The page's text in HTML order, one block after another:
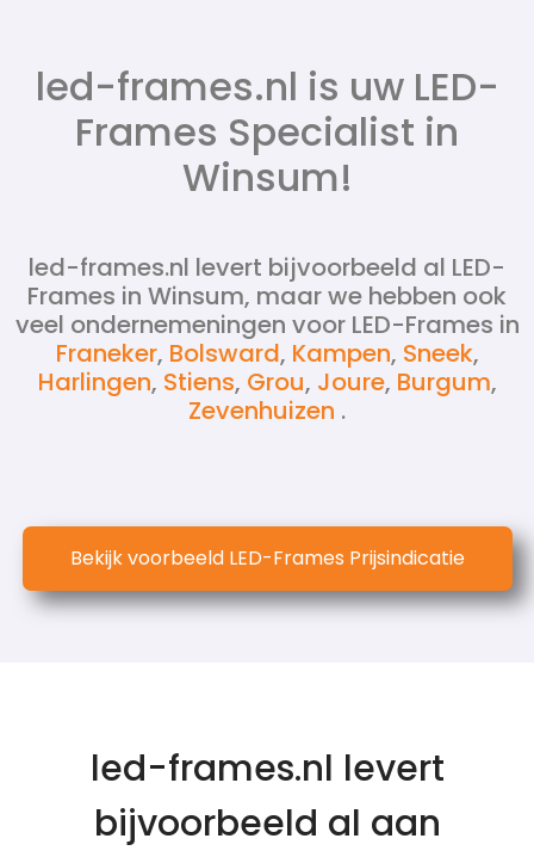
led-frames.nl is uw LED-
Frames Specialist in
Winsum!
led-frames.nl levert bijvoorbeeld al LED-
Frames in Winsum, maar we hebben ook
veel ondernemeningen voor LED-Frames in
Franeker, Bolsward, Kampen, Sneek,
Harlingen, Stiens, Grou, Joure, Burgum,
Zevenhuizen .
Bekijk voorbeeld LED-Frames Prijsindicatie
led-frames.nl levert
bijvoorbeeld al aan